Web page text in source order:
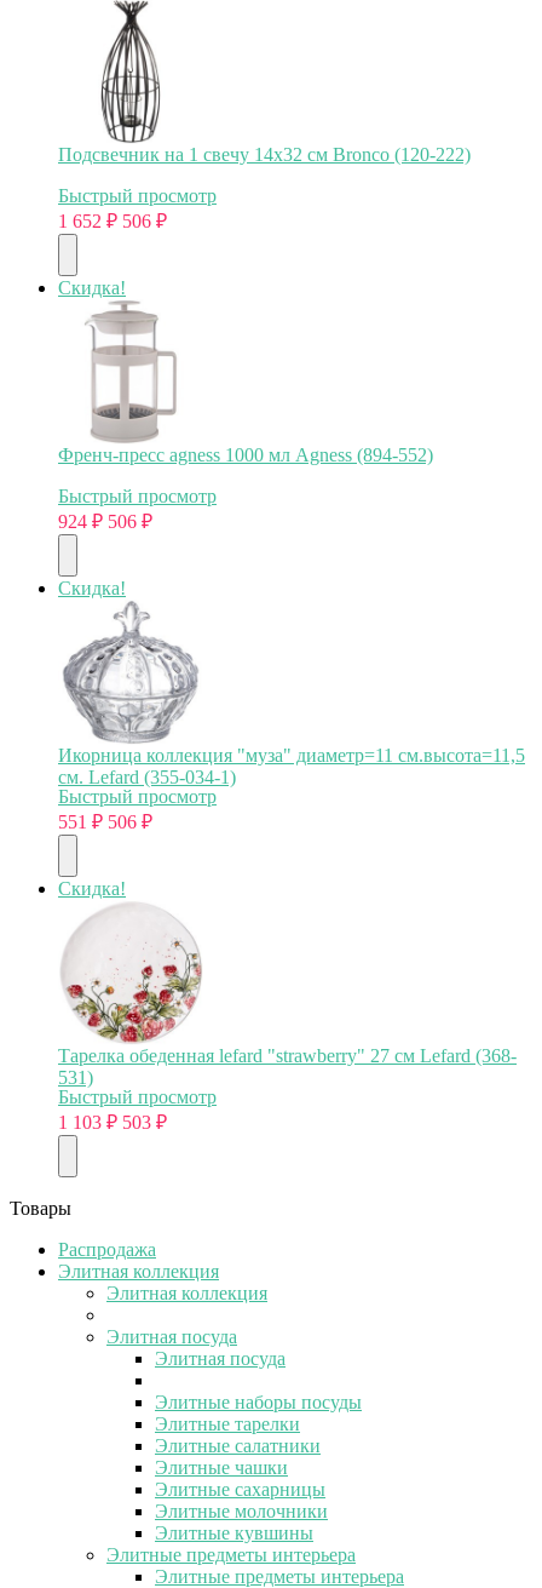
Подсвечник на 1 свечу 14х32 см Bronco (120-222)
Быстрый просмотр
1 652 ₽ 506 ₽
Скидка!
Френч-пресс agness 1000 мл Agness (894-552)
Быстрый просмотр
924 ₽ 506 ₽
Скидка!
Икорница коллекция "муза" диаметр=11 см.высота=11,5
см. Lefard (355-034-1)
Быстрый просмотр
551 ₽ 506 ₽
Скидка!
Тарелка обеденная lefard "strawberry" 27 см Lefard (368-
531)
Быстрый просмотр
1 103 ₽ 503 ₽
Товары
Распродажа
Элитная коллекция
Элитная коллекция
Элитная посуда
Элитная посуда
Элитные наборы посуды
Элитные тарелки
Элитные салатники
Элитные чашки
Элитные сахарницы
Элитные молочники
Элитные кувшины
Элитные предметы интерьера
Элитные предметы интерьера